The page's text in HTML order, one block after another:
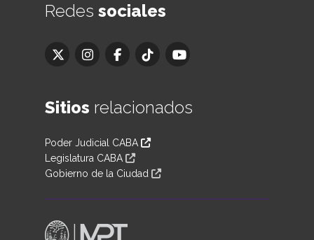
Redes sociales
Sitios relacionados
Poder Judicial CABA
Legislatura CABA
Gobierno de la Ciudad